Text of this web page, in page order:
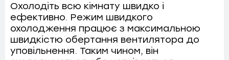
Охолодіть всю кімнату швидко і
ефективно. Режим швидкого
охолодження працює з максимальною
швидкістю обертання вентилятора до
уповільнення. Таким чином, він